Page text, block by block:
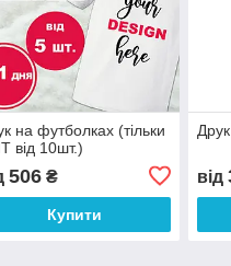
на футболках (тільки
від 10шт.)
506₴
Купити
від